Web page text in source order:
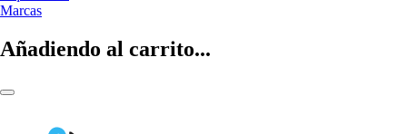
Marcas
Añadiendo al carrito...